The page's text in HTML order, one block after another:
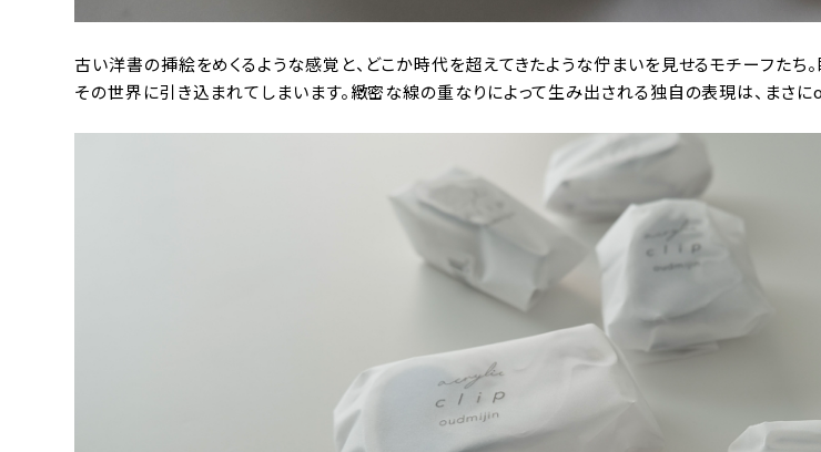
古い洋書の挿絵をめくるような感覚と、どこか時代を超えてきたような佇まいを見せるモチーフたち
その世界に引き込まれてしまいます。緻密な線の重なりによって生み出される独自の表現は、まさ